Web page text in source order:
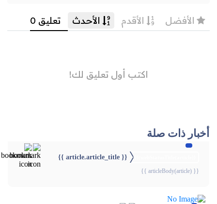
أخبار ذات صلة
{{ article.article_title }}
{{ articleBody(article) }}